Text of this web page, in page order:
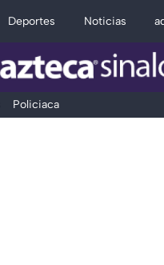
Deportes Noticias
Policiaca